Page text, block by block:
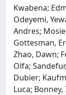
Kwabena;
Odeyemi,
Andres;
Gottesman,
Zhao, Dawn;
Olfa;
Dubier;
Luca;